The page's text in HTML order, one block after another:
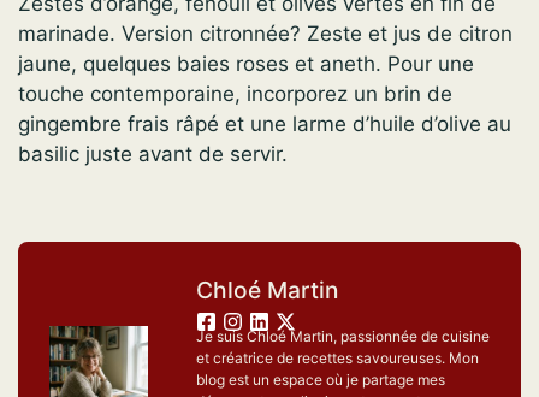
marinade. Version citronnée? Zeste et jus de citron
jaune, quelques baies roses et aneth. Pour une
touche contemporaine, incorporez un brin de
gingembre frais râpé et une larme d’huile d’olive au
basilic juste avant de servir.
Chloé Martin
Je suis Chloé Martin, passionnée de cuisine
et créatrice de recettes savoureuses. Mon
blog est un espace où je partage mes